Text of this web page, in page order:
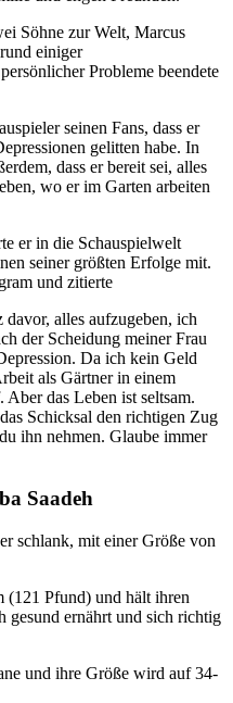
Söhne zur Welt, Marcus
einiger
Probleme beendete
seinen Fans, dass er
gelitten habe. In
dass er bereit sei, alles
wo er im Garten arbeiten
er in die Schauspielwelt
seiner größten Erfolge mit.
und zitierte
alles aufzugeben, ich
der Scheidung meiner Frau
Da ich kein Geld
als Gärtner in einem
das Leben ist seltsam.
Schicksal den richtigen Zug
ihn nehmen. Glaube immer
Saadeh
schlank, mit einer Größe von
(121 Pfund) und hält ihren
gesund ernährt und sich richtig
und ihre Größe wird auf 34-